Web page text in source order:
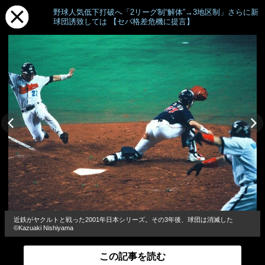
野球人気低下打破へ「2リーグ制“解体”→3地区制」さらに新
球団誘致しては 【セパ格差危機に提言】
近鉄がヤクルトと戦った2001年日本シリーズ。その3年後、球団は消滅した
©Kazuaki Nishiyama
この記事を読む